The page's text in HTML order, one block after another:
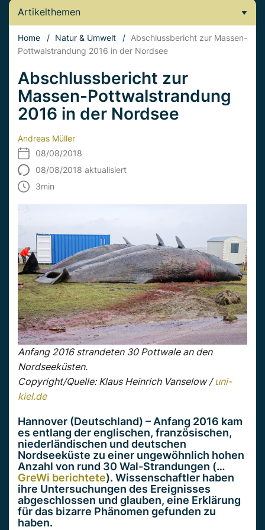
Artikelthemen
Home / Natur & Umwelt / Abschlussbericht zur Massen-
Pottwalstrandung 2016 in der Nordsee
Abschlussbericht zur
Massen-Pottwalstrandung
2016 in der Nordsee
Andreas Müller
08/08/2018
08/08/2018 aktualisiert
3min
Anfang 2016 strandeten 30 Pottwale an den
Nordseeküsten.
Copyright/Quelle: Klaus Heinrich Vanselow / uni-
kiel.de
Hannover (Deutschland) – Anfang 2016 kam
es entlang der englischen, französischen,
niederländischen und deutschen
Nordseeküste zu einer ungewöhnlich hohen
Anzahl von rund 30 Wal-Strandungen (…
GreWi berichtete). Wissenschaftler haben
ihre Untersuchungen des Ereignisses
abgeschlossen und glauben, eine Erklärung
für das bizarre Phänomen gefunden zu
haben.